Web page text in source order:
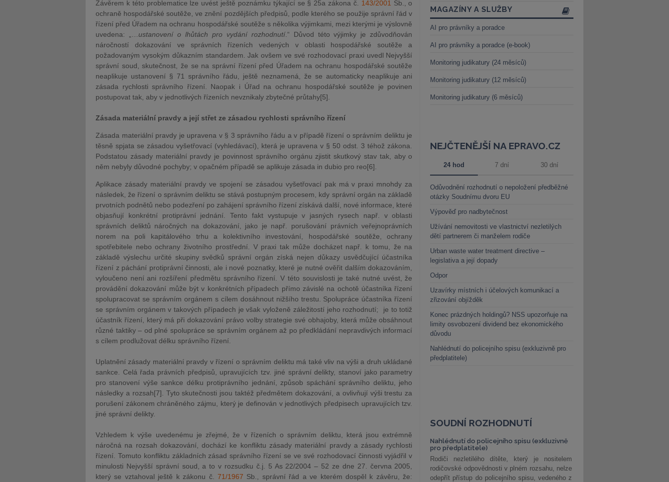
Závěrem k této problematice lze uvést ještě poznámku týkající se § 25a zákona č. 143/2001 Sb., o
ochraně hospodářské soutěže, ve znění pozdějších předpisů, podle kterého se použije správní řád v
řízení před Úřadem na ochranu hospodářské soutěže s několika výjimkami, mezi kterými je výslovně
uvedena: „… ustanovení o lhůtách pro vydání rozhodnutí.“ Důvod této výjimky je zdůvodňován
náročností dokazování ve správních řízeních vedených v oblasti hospodářské soutěže a
požadovaným vysokým důkazním standardem. Jak ovšem ve své rozhodovací praxi uvedl Nejvyšší
správní soud, skutečnost, že se na správní řízení před Úřadem na ochranu hospodářské soutěže
neaplikuje ustanovení § 71 správního řádu, ještě neznamená, že se automaticky neaplikuje ani
zásada rychlosti správního řízení. Naopak i Úřad na ochranu hospodářské soutěže je povinen
postupovat tak, aby v jednotlivých řízeních nevznikaly zbytečné průtahy[5].
Zásada materiální pravdy a její střet ze zásadou rychlosti správního řízení
Zásada materiální pravdy je upravena v § 3 správního řádu a v případě řízení o správním deliktu je
těsně spjata se zásadou vyšetřovací (vyhledávací), která je upravena v § 50 odst. 3 téhož zákona.
Podstatou zásady materiální pravdy je povinnost správního orgánu zjistit skutkový stav tak, aby o
něm nebyly důvodné pochyby; v opačném případě se aplikuje zásada in dubio pro reo[6].
Aplikace zásady materiální pravdy ve spojení se zásadou vyšetřovací pak má v praxi mnohdy za
následek, že řízení o správním deliktu se stává postupným procesem, kdy správní orgán na základě
prvotních podnětů nebo podezření po zahájení správního řízení získává další, nové informace, které
objasňují konkrétní protiprávní jednání. Tento fakt vystupuje v jasných rysech např. v oblasti
správních deliktů náročných na dokazování, jako je např. porušování právních veřejnoprávních
norem na poli kapitálového trhu a kolektivního investování, hospodářské soutěže, ochrany
spotřebitele nebo ochrany životního prostřední. V praxi tak může docházet např. k tomu, že na
základě výslechu určité skupiny svědků správní orgán získá nejen důkazy usvědčující účastníka
řízení z páchání protiprávní činnosti, ale i nové poznatky, které je nutné ověřit dalším dokazováním,
vyloučeno není ani rozšíření předmětu správního řízení. V této souvislosti je také nutné uvést, že
provádění dokazování může být v konkrétních případech přímo závislé na ochotě účastníka řízení
spolupracovat se správním orgánem s cílem dosáhnout nižšího trestu. Spolupráce účastníka řízení
se správním orgánem v takových případech je však vyloženě záležitostí jeho rozhodnutí; je to totiž
účastník řízení, který má při dokazování právo volby strategie své obhajoby, která může obsáhnout
různé taktiky – od plné spolupráce se správním orgánem až po předkládání nepravdivých informací
s cílem prodlužovat délku správního řízení.
Uplatnění zásady materiální pravdy v řízení o správním deliktu má také vliv na výši a druh ukládané
sankce. Celá řada právních předpisů, upravujících tzv. jiné správní delikty, stanoví jako parametry
pro stanovení výše sankce délku protiprávního jednání, způsob spáchání správního deliktu, jeho
následky a rozsah[7]. Tyto skutečnosti jsou taktéž předmětem dokazování, a ovlivňují výši trestu za
porušení zákonem chráněného zájmu, který je definován v jednotlivých předpisech upravujících tzv.
jiné správní delikty.
Vzhledem k výše uvedenému je zřejmé, že v řízeních o správním deliktu, která jsou extrémně
náročná na rozsah dokazování, dochází ke konfliktu zásady materiální pravdy a zásady rychlosti
řízení. Tomuto konfliktu základních zásad správního řízení se ve své rozhodovací činnosti vyjádřil v
minulosti Nejvyšší správní soud, a to v rozsudku č.j. 5 As 22/2004 – 52 ze dne 27. června 2005,
který se vztahoval ještě k zákonu č.71/1967 Sb., správní řád a ve kterém dospěl k závěru, že:
MAGAZÍNY A SLUŽBY
AI pro právníky a poradce
AI pro právníky a poradce (e-book)
Monitoring judikatury (24 měsíců)
Monitoring judikatury (12 měsíců)
Monitoring judikatury (6 měsíců)
NEJČTENĚJŠÍ NA EPRAVO.CZ
24 hod 7 dní 30 dní
Odůvodnění rozhodnutí o nepoložení předběžné
otázky Soudnímu dvoru EU
Výpověď pro nadbytečnost
Užívání nemovitosti ve vlastnictví nezletilých
dětí partnerem či manželem rodiče
Urban waste water treatment directive –
legislativa a její dopady
Odpor
Uzavírky místních i účelových komunikací a
zřizování objížděk
Konec prázdných holdingů? NSS upozorňuje na
limity osvobození dividend bez ekonomického
důvodu
Nahlédnutí do policejního spisu (exkluzivně pro
předplatitele)
SOUDNÍ ROZHODNUTÍ
Nahlédnutí do policejního spisu (exkluzivně
pro předplatitele)
Rodiči nezletilého dítěte, který je nositelem
rodičovské odpovědnosti v plném rozsahu, nelze
odepřít přístup do policejního spisu, vedeného z